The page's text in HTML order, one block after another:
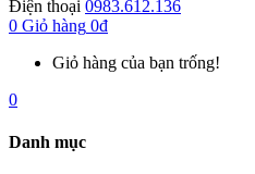
Điện thoại 0983.612.136
0 Giỏ hàng 0đ
Giỏ hàng của bạn trống!
0
Danh mục